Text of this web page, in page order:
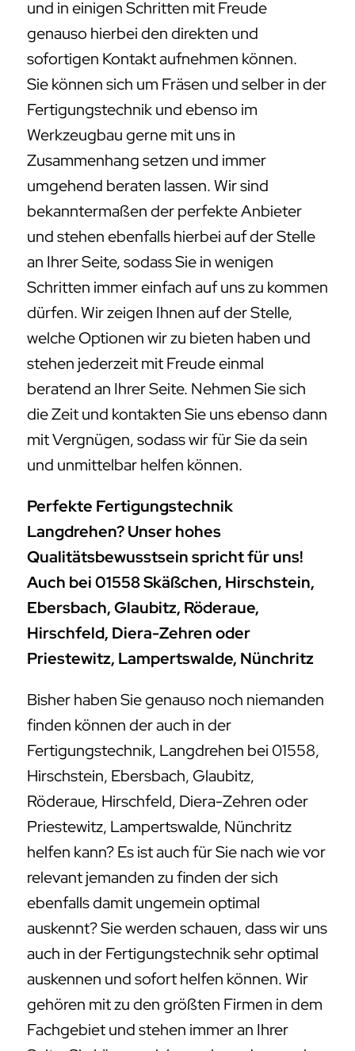
und in einigen Schritten mit Freude
genauso hierbei den direkten und
sofortigen Kontakt aufnehmen können.
Sie können sich um Fräsen und selber in der
Fertigungstechnik und ebenso im
Werkzeugbau gerne mit uns in
Zusammenhang setzen und immer
umgehend beraten lassen. Wir sind
bekanntermaßen der perfekte Anbieter
und stehen ebenfalls hierbei auf der Stelle
an Ihrer Seite, sodass Sie in wenigen
Schritten immer einfach auf uns zu kommen
dürfen. Wir zeigen Ihnen auf der Stelle,
welche Optionen wir zu bieten haben und
stehen jederzeit mit Freude einmal
beratend an Ihrer Seite. Nehmen Sie sich
die Zeit und kontakten Sie uns ebenso dann
mit Vergnügen, sodass wir für Sie da sein
und unmittelbar helfen können.
Perfekte Fertigungstechnik
Langdrehen? Unser hohes
Qualitätsbewusstsein spricht für uns!
Auch bei 01558 Skäßchen, Hirschstein,
Ebersbach, Glaubitz, Röderaue,
Hirschfeld, Diera-Zehren oder
Priestewitz, Lampertswalde, Nünchritz
Bisher haben Sie genauso noch niemanden
finden können der auch in der
Fertigungstechnik, Langdrehen bei 01558,
Hirschstein, Ebersbach, Glaubitz,
Röderaue, Hirschfeld, Diera-Zehren oder
Priestewitz, Lampertswalde, Nünchritz
helfen kann? Es ist auch für Sie nach wie vor
relevant jemanden zu finden der sich
ebenfalls damit ungemein optimal
auskennt? Sie werden schauen, dass wir uns
auch in der Fertigungstechnik sehr optimal
auskennen und sofort helfen können. Wir
gehören mit zu den größten Firmen in dem
Fachgebiet und stehen immer an Ihrer